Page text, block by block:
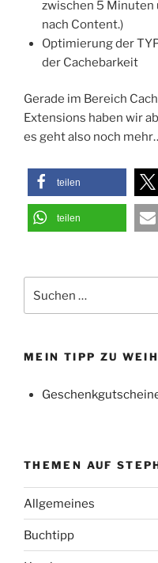
zwischen 5 Minuten
nach Content.)
Optimierung der
der Cachebarkeit
Gerade im Bereich
Extensions haben wir
es geht also noch
teilen
teilen
nach:
MEIN TIPP ZU
THEMEN AUF
Allgemeines
Buchtipp